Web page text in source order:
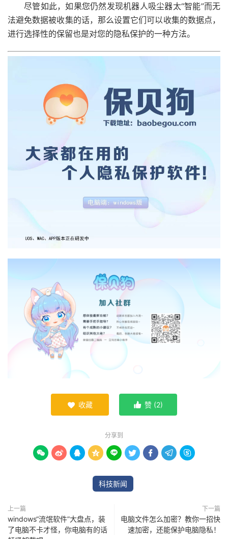
尽管如此，如果您仍然发现机器人吸尘器太“智能”而无
法避免数据被收集的话，那么设置它们可以收集的数据点，
进行选择性的保留也是对您的隐私保护的一种方法。
 收藏  赞 (2)
分享到
        
科技新闻
上一篇
windows“流氓软件”大盘点，装
了电脑不卡才怪，你电脑有的话
下一篇
电脑文件怎么加密？教你一招快
速加密，还能保护电脑隐私！